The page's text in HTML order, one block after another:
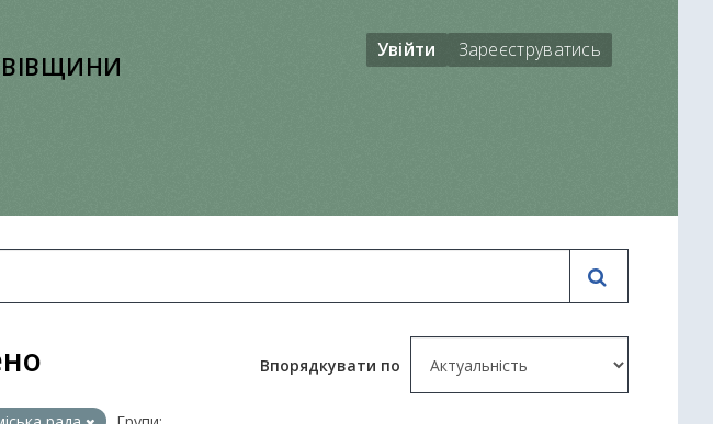
Увійти Зареєструватись
Впорядкувати по